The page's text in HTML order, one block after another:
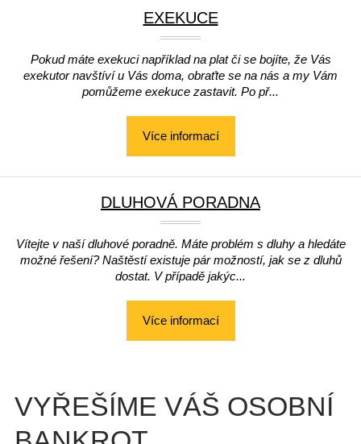
EXEKUCE
Pokud máte exekuci například na plat či se bojíte, že Vás
exekutor navštíví u Vás doma, obraťte se na nás a my Vám
pomůžeme exekuce zastavit. Po př...
Více informací
DLUHOVÁ PORADNA
Vítejte v naší dluhové poradně. Máte problém s dluhy a hledáte
možné řešení? Naštěstí existuje pár možností, jak se z dluhů
dostat. V případě jakýc...
Více informací
VYŘEŠÍME VÁŠ OSOBNÍ